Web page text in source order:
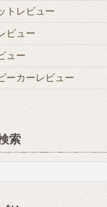
トレビュー
ビュー
ュー
ーカーレビュー
索